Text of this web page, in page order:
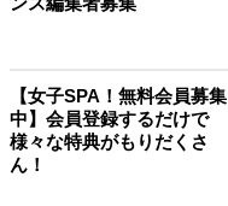
【女子SPA！無料会員募集
中】会員登録するだけで
様々な特典がもりだくさ
ん！